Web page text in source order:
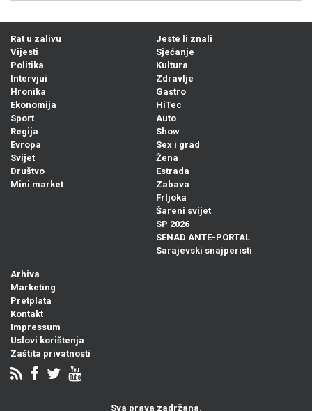
Rat u zalivu
Vijesti
Politika
Intervjui
Hronika
Ekonomija
Sport
Regija
Evropa
Svijet
Društvo
Mini market
Jeste li znali
Sjećanje
Kultura
Zdravlje
Gastro
HiTec
Auto
Show
Sex i grad
Žena
Estrada
Zabava
Frljoka
Šareni svijet
SP 2026
SENAD ANTE-PORTAL
Sarajevski snajperisti
Arhiva
Marketing
Pretplata
Kontakt
Impressum
Uslovi korištenja
Zaštita privatnosti
Sva prava zadržana.